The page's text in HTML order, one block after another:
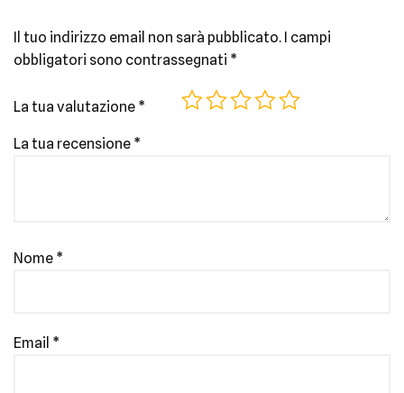
Il tuo indirizzo email non sarà pubblicato. I campi
obbligatori sono contrassegnati *
La tua valutazione *
La tua recensione *
Nome *
Email *